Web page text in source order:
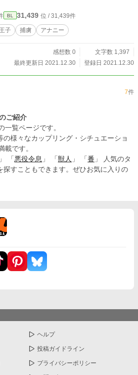
BL 31,439 位 / 31,439件
王子 捕虜 アナニー
感想数 0
文字数 1,397
最終更新日 2021.12.30
登録日 2021.12.30
7件
ご紹介
一覧ページです。
様々なカップリング・シチュエーショ
載です。
」 「 悪役令息 」 「 獣人 」 「 番 」 人気のタ
探すこともできます。ぜひお気に入りの
ヘルプ
投稿ガイドライン
プライバシーポリシー